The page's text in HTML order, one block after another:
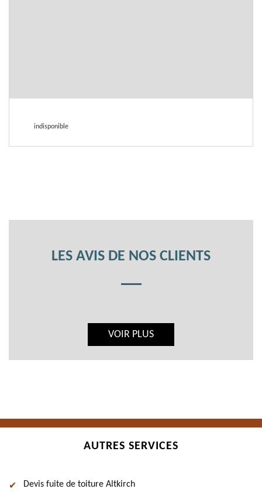
indisponible
LES AVIS DE NOS CLIENTS
VOIR PLUS
AUTRES SERVICES
Devis fuite de toiture Altkirch